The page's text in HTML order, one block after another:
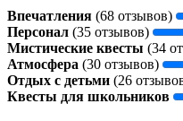
Впечатления (68 отзывов)
Персонал (35 отзывов)
Мистические квесты (34
Атмосфера (30 отзывов)
Отдых с детьми (26
Квесты для школьников